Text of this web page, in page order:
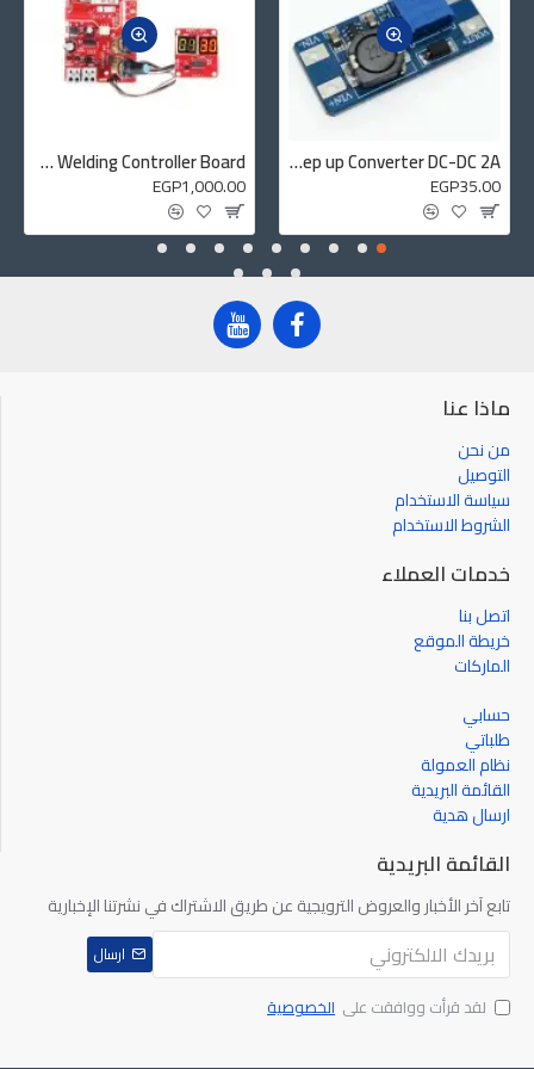
1 x 908 60W Soldering Iron with Temperature Control
MT3608 Boost Step up Converter DC-DC 2A
EGP35.00
NY-D01 100A Digital Display Spot Welding Controller Board
EGP1,000.00
ماذا عنا
من نحن
التوصيل
سياسة الاستخدام
الشروط الاستخدام
خدمات العملاء
اتصل بنا
خريطة الموقع
الماركات
حسابي
طلباتي
نظام العمولة
القائمة البريدية
ارسال هدية
القائمة البريدية
تابع آخر الأخبار والعروض الترويجية عن طريق الاشتراك في نشرتنا الإخبارية
ارسال
لقد قرأت ووافقت على الخصوصية